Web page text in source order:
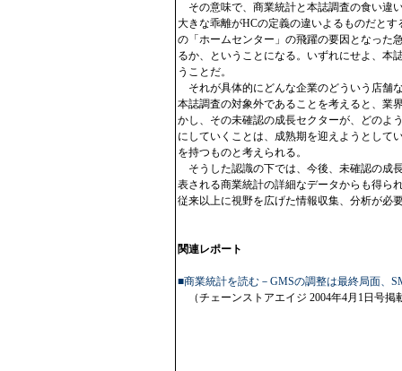
その意味で、商業統計と本誌調査の食い違
大きな乖離がHCの定義の違いよるものだと
の「ホームセンター」の飛躍の要因となった
るか、ということになる。いずれにせよ、本
うことだ。
それが具体的にどんな企業のどういう店舗
本誌調査の対象外であることを考えると、業
かし、その未確認の成長セクターが、どのよ
にしていくことは、成熟期を迎えようとして
を持つものと考えられる。
そうした認識の下では、今後、未確認の成
表される商業統計の詳細なデータからも得ら
従来以上に視野を広げた情報収集、分析が必
関連レポート
■商業統計を読む－GMSの調整は最終局面、
（チェーンストアエイジ 2004年4月1日号掲